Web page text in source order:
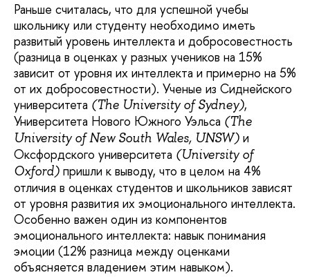
Раньше считалась, что для успешной учебы
школьнику или студенту необходимо иметь
развитый уровень интеллекта и добросовестность
(разница в оценках у разных учеников на 15%
зависит от уровня их интеллекта и примерно на 5%
от их добросовестности). Ученые из Сиднейского
университета (The University of Sydney),
Университета Нового Южного Уэльса (The
University of New South Wales, UNSW) и
Оксфордского университета (University of
Oxford) пришли к выводу, что в целом на 4%
отличия в оценках студентов и школьников зависят
от уровня развития их эмоционального интеллекта.
Особенно важен один из компонентов
эмоционального интеллекта: навык понимания
эмоции (12% разница между оценками
объясняется владением этим навыком).